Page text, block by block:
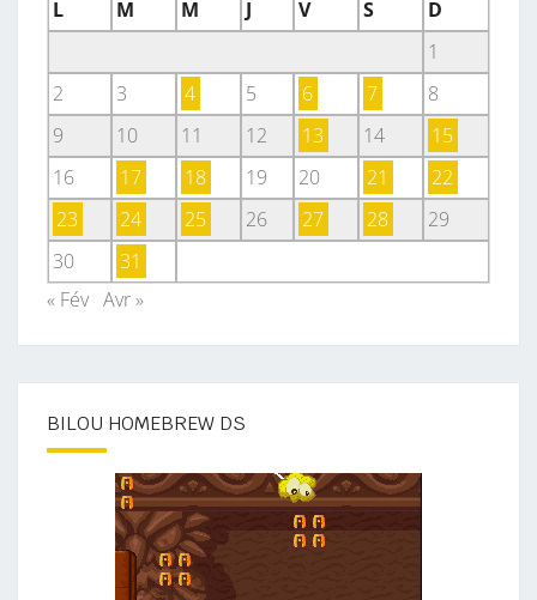
L
M M J V S
D
1
2
3 4 5 6 7
8
9
10 11 12 13 14
15
16
17 18 19 20 21
22
23
24 25 26 27 28
29
30
31
« Fév Avr »
BILOU HOMEBREW DS